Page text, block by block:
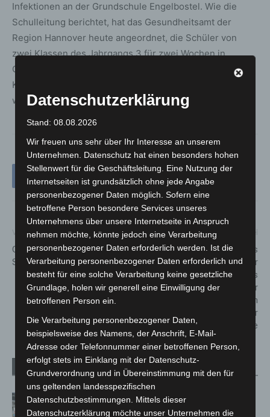
Infektionen an der Grundschule Engelbostel. Wie die
Schulleitung berichtet, hat das Gesundheitsamt der
Region Hannover heute angeordnet, die Schüler von
zwei Klassen des Jahrgangs 3 für zwei Wochen in
Quarantäne zu schicken. Die Schüler aus der dritten
Klasse des Jahrgangs, die heute auch nicht beschult
wurden, können morgen wieder zur Schule gehen.
Vorheriger Artikel
Gestreiftes Trio wirbelt
Sambesi auf
Nächster Artikel
Vorsorgliches
Handlungskonzept zur
Bekämpfung eines
gegebenenfalls weiter
ansteigenden
Infektionsgeschehens in der
COVID-19 Pandemie
Verwandte Artikel Mehr vom Autor
Kunst trifft Weingenuss: Barbara-
Susann Mehring zeigt ihre Werke im
Datenschutzerklärung
Stand: 08.08.2026
Wir freuen uns sehr über Ihr Interesse an unserem
Unternehmen. Datenschutz hat einen besonders hohen
Stellenwert für die Geschäftsleitung. Eine Nutzung der
Internetseiten ist grundsätzlich ohne jede Angabe
personenbezogener Daten möglich. Sofern eine
betroffene Person besondere Services unseres
Unternehmens über unsere Internetseite in Anspruch
nehmen möchte, könnte jedoch eine Verarbeitung
personenbezogener Daten erforderlich werden. Ist die
Verarbeitung personenbezogener Daten erforderlich und
besteht für eine solche Verarbeitung keine gesetzliche
Grundlage, holen wir generell eine Einwilligung der
betroffenen Person ein.
Die Verarbeitung personenbezogener Daten,
beispielsweise des Namens, der Anschrift, E-Mail-
Adresse oder Telefonnummer einer betroffenen Person,
erfolgt stets im Einklang mit der Datenschutz-
Grundverordnung und in Übereinstimmung mit den für
uns geltenden landesspezifischen
Datenschutzbestimmungen. Mittels dieser
Datenschutzerklärung möchte unser Unternehmen die